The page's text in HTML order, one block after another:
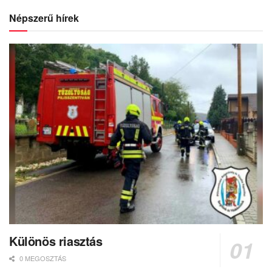
Népszerű hírek
Különös riasztás
0 MEGOSZTÁS